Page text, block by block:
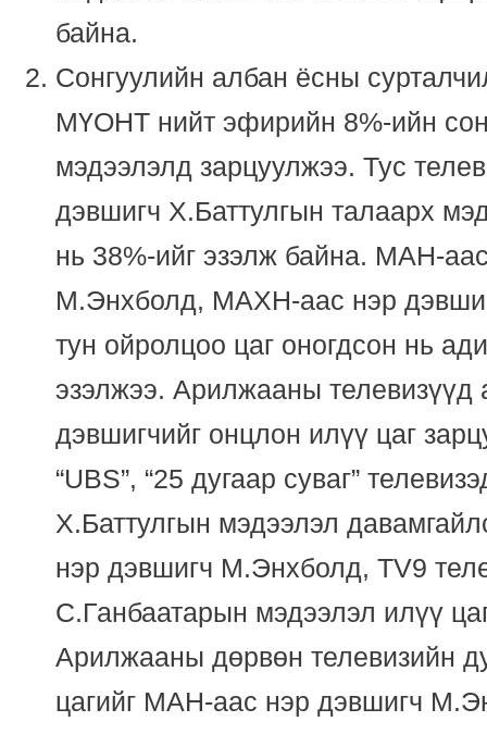
байна.
Сонгуулийн албан ёсны
МҮОНТ нийт эфирийн 8%-ийн
мэдээлэлд зарцуулжээ. Тус
дэвшигч Х.Баттулгын талаарх
нь 38%-ийг эзэлж байна. МАН-
М.Энхболд, МАХН-аас нэр
тун ойролцоо цаг оногдсон нь
эзэлжээ. Арилжааны телевизүүд
дэвшигчийг онцлон илүү цаг
“UBS”, “25 дугаар суваг”
Х.Баттулгын мэдээлэл
нэр дэвшигч М.Энхболд, TV9
С.Ганбаатарын мэдээлэл илүү
Арилжааны дөрвөн телевизийн
цагийг МАН-аас нэр дэвшигч